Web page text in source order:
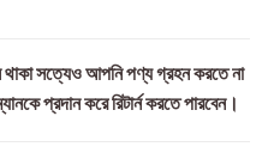
থাকা সত্যেও আপনি পণ্য গ্রহন করতে না
প্রদান করে রিটার্ন করতে পারবেন।